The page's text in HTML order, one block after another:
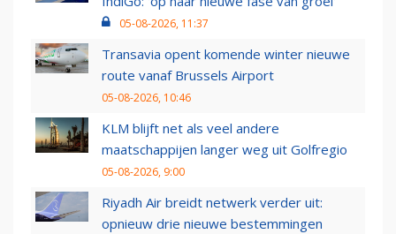
05-08-2026, 11:37
Transavia opent komende winter nieuwe
route vanaf Brussels Airport
05-08-2026, 10:46
KLM blijft net als veel andere
maatschappijen langer weg uit Golfregio
05-08-2026, 9:00
Riyadh Air breidt netwerk verder uit:
opnieuw drie nieuwe bestemmingen